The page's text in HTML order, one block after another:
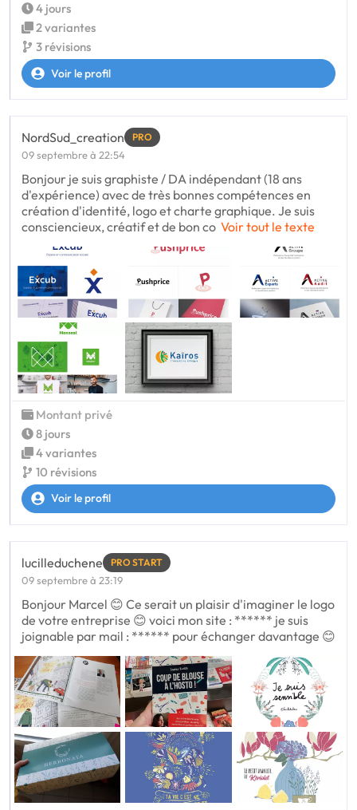
4 jours
2 variantes
3 révisions
Voir le profil
NordSud_creation PRO
09 septembre à 22:54
Bonjour je suis graphiste / DA indépendant (18 ans
d'expérience) avec de très bonnes compétences en
création d'identité, logo et charte graphique. Je suis
consciencieux, créatif et de bon co Voir tout le texte
Montant privé
8 jours
4 variantes
10 révisions
Voir le profil
lucilleduchene PRO START
09 septembre à 23:19
Bonjour Marcel 😊 Ce serait un plaisir d'imaginer le logo
de votre entreprise 😊 voici mon site : ****** je suis
joignable par mail : ****** pour échanger davantage 😊